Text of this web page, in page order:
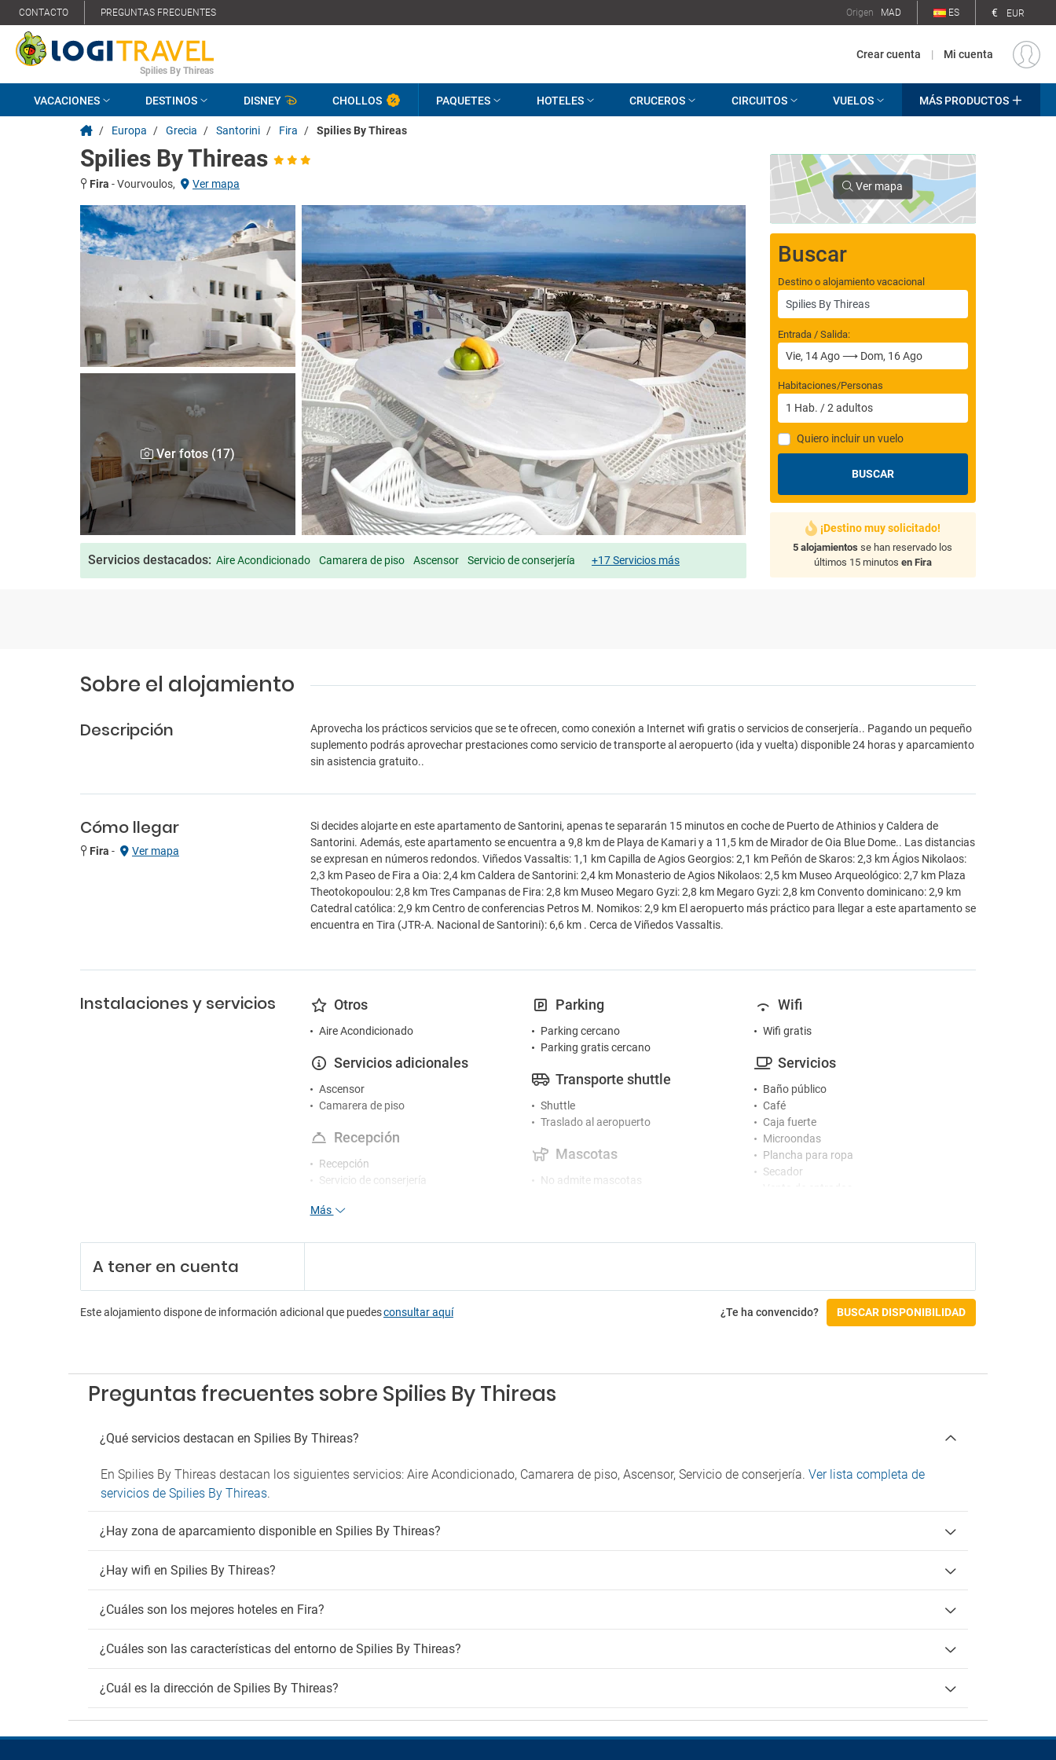
CONTACTO PREGUNTAS FRECUENTES Origen MAD ES € EUR
Spilies By Thireas
Crear cuenta | Mi cuenta
VACACIONES DESTINOS DISNEY CHOLLOS PAQUETES HOTELES CRUCEROS CIRCUITOS VUELOS MÁS PRODUCTOS
/ Europa / Grecia / Santorini / Fira / Spilies By Thireas
Spilies By Thireas
Fira -Vourvoulos, Ver mapa
Ver fotos (17)
Servicios destacados: Aire Acondicionado Camarera de piso Ascensor Servicio de conserjería +17 Servicios más
Ver mapa
Buscar
Destino o alojamiento vacacional
Entrada / Salida:
Habitaciones/Personas
1 Hab. /2 adultos
Quiero incluir un vuelo
BUSCAR
¡Destino muy solicitado!
5 alojamientos se han reservado los
últimos 15 minutos en Fira
Sobre el alojamiento
Descripción
Aprovecha los prácticos servicios que se te ofrecen, como conexión a Internet wifi gratis o servicios de conserjería.. Pagando un pequeño
suplemento podrás aprovechar prestaciones como servicio de transporte al aeropuerto (ida y vuelta) disponible 24 horas y aparcamiento
sin asistencia gratuito..
Cómo llegar
Fira - Ver mapa
Si decides alojarte en este apartamento de Santorini, apenas te separarán 15 minutos en coche de Puerto de Athinios y Caldera de
Santorini. Además, este apartamento se encuentra a 9,8 km de Playa de Kamari y a 11,5 km de Mirador de Oia Blue Dome.. Las distancias
se expresan en números redondos. Viñedos Vassaltis: 1,1 km Capilla de Agios Georgios: 2,1 km Peñón de Skaros: 2,3 km Ágios Nikolaos:
2,3 km Paseo de Fira a Oia: 2,4 km Caldera de Santorini: 2,4 km Monasterio de Agios Nikolaos: 2,5 km Museo Arqueológico: 2,7 km Plaza
Theotokopoulou: 2,8 km Tres Campanas de Fira: 2,8 km Museo Megaro Gyzi: 2,8 km Megaro Gyzi: 2,8 km Convento dominicano: 2,9 km
Catedral católica: 2,9 km Centro de conferencias Petros M. Nomikos: 2,9 km El aeropuerto más práctico para llegar a este apartamento se
encuentra en Tira (JTR-A. Nacional de Santorini): 6,6 km . Cerca de Viñedos Vassaltis.
Instalaciones y servicios Otros
Aire Acondicionado
Servicios adicionales
Ascensor
Camarera de piso
Recepción
Recepción
Servicio de conserjería
Parking
Parking cercano
Parking gratis cercano
Transporte shuttle
Shuttle
Traslado al aeropuerto
Mascotas
No admite mascotas
Wifi
Wifi gratis
Servicios
Baño público
Café
Caja fuerte
Microondas
Plancha para ropa
Secador
No accesible silla de ruedas
Más
A tener en cuenta
Este alojamiento dispone de información adicional que puedesconsultar aquí ¿Te ha convencido? BUSCAR DISPONIBILIDAD
Preguntas frecuentes sobre Spilies By Thireas
¿Qué servicios destacan en Spilies By Thireas?
En Spilies By Thireas destacan los siguientes servicios: Aire Acondicionado, Camarera de piso, Ascensor, Servicio de conserjería. Ver lista completa de
servicios de Spilies By Thireas.
¿Hay zona de aparcamiento disponible en Spilies By Thireas?
¿Hay wifi en Spilies By Thireas?
¿Cuáles son los mejores hoteles en Fira?
¿Cuáles son las características del entorno de Spilies By Thireas?
¿Cuál es la dirección de Spilies By Thireas?